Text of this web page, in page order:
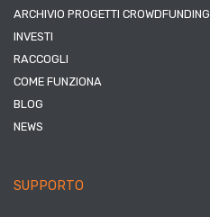
ARCHIVIO PROGETTI CROWDFUNDING
INVESTI
RACCOGLI
COME FUNZIONA
BLOG
NEWS
SUPPORTO